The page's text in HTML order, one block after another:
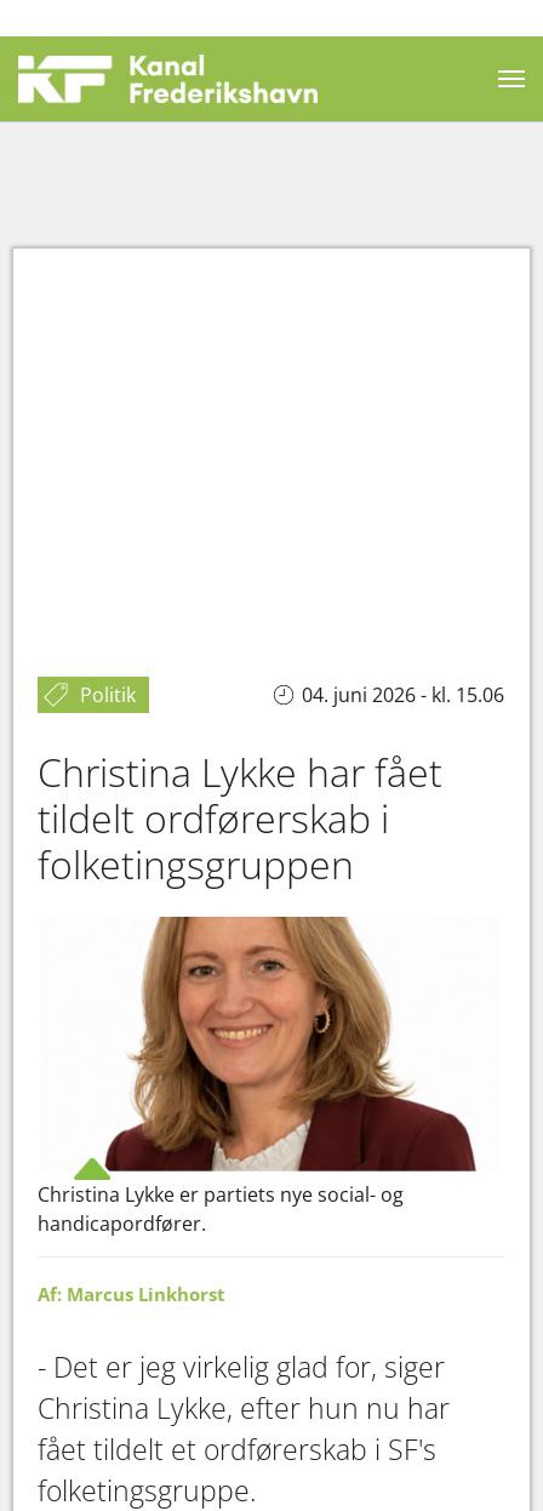
Politik 04. juni 2026 - kl. 15.06
Christina Lykke har fået
tildelt ordførerskab i
folketingsgruppen
Christina Lykke er partiets nye social- og
handicapordfører.
Af: Marcus Linkhorst
- Det er jeg virkelig glad for, siger
Christina Lykke, efter hun nu har
fået tildelt et ordførerskab i SF's
folketingsgruppe.